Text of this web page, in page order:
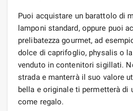
Puoi acquistare un barattolo di
lamponi standard, oppure puoi
prelibatezza gourmet, ad
dolce di caprifoglio, physalis o
venduto in contenitori sigillati.
strada e manterrà il suo valore
bella e originale ti permetterà di
come regalo.